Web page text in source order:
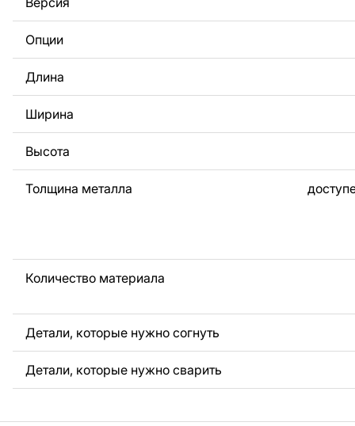
За дополнительную плату мы можем добавить любой
логотип вашей компании или внести другие изменения
Если вам нужно, чтобы мы выполнили
металла для вас, пожалуйста, свяжитесь с нами.
Если у вас остались вопросы или вам нужна помощь,
любое время, мы всегда готовы помочь.
Опции
Длина
Ширина
Высота
Толщина металла
Количество материала
Детали, которые нужно согнуть
Детали, которые нужно сварить